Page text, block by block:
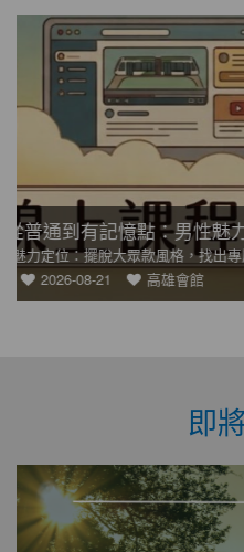
單身學習12暖
心約會
2026-09-24
線上授課
即
台中市